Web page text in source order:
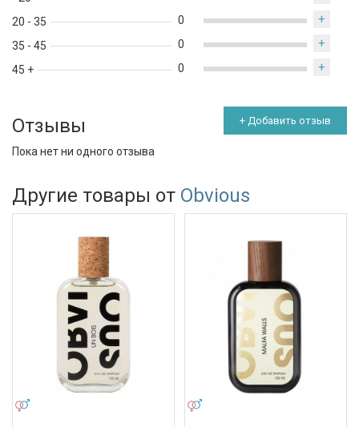
20 - 35
35 - 45
45 +
0 +
0 +
0 +
Отзывы + Добавить отзыв
Пока нет ни одного отзыва
Другие товары от Obvious